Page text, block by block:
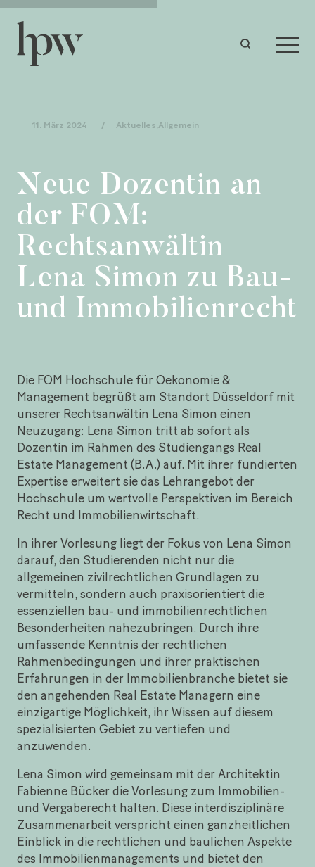
11. März 2024 / Aktuelles,Allgemein
Neue Dozentin an
der FOM:
Rechtsanwältin
Lena Simon zu Bau-
und Immobilienrecht
Die FOM Hochschule für Oekonomie &
Management begrüßt am Standort Düsseldorf mit
unserer Rechtsanwältin Lena Simon einen
Neuzugang: Lena Simon tritt ab sofort als
Dozentin im Rahmen des Studiengangs Real
Estate Management (B.A.) auf. Mit ihrer fundierten
Expertise erweitert sie das Lehrangebot der
Hochschule um wertvolle Perspektiven im Bereich
Recht und Immobilienwirtschaft.
In ihrer Vorlesung liegt der Fokus von Lena Simon
darauf, den Studierenden nicht nur die
allgemeinen zivilrechtlichen Grundlagen zu
vermitteln, sondern auch praxisorientiert die
essenziellen bau- und immobilienrechtlichen
Besonderheiten nahezubringen. Durch ihre
umfassende Kenntnis der rechtlichen
Rahmenbedingungen und ihrer praktischen
Erfahrungen in der Immobilienbranche bietet sie
den angehenden Real Estate Managern eine
einzigartige Möglichkeit, ihr Wissen auf diesem
spezialisierten Gebiet zu vertiefen und
anzuwenden.
Lena Simon wird gemeinsam mit der Architektin
Fabienne Bücker die Vorlesung zum Immobilien-
und Vergaberecht halten. Diese interdisziplinäre
Zusammenarbeit verspricht einen ganzheitlichen
Einblick in die rechtlichen und baulichen Aspekte
des Immobilienmanagements und bietet den